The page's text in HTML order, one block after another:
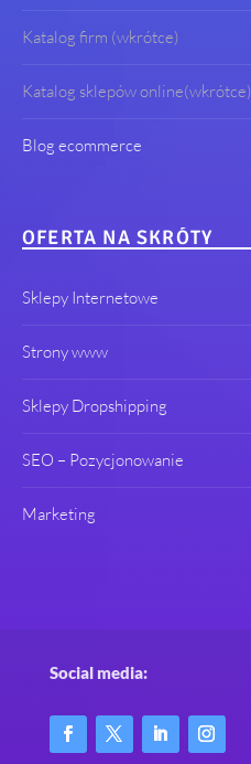
Katalog firm (wkrótce)
Katalog sklepów online(wkrótce)
Blog ecommerce
OFERTA NA SKRÓTY
Sklepy Internetowe
Strony www
Sklepy Dropshipping
SEO – Pozycjonowanie
Marketing
Social media: